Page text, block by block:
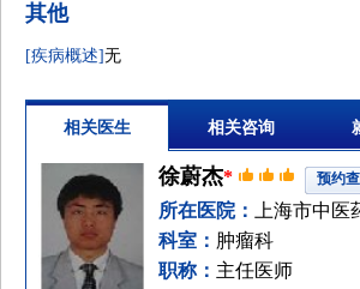
其他
[疾病概述]无
相关医生 相关咨询
徐蔚杰* 预约
所在医院：
上海市中
科室： 肿瘤科
职称： 主任医师